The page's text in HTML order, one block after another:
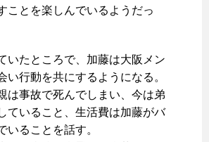
ことを楽しんでいるようだっ
いたところで、加藤は大阪メン
い行動を共にするようになる。
は事故で死んでしまい、今は弟
ていること、生活費は加藤がバ
いることを話す。